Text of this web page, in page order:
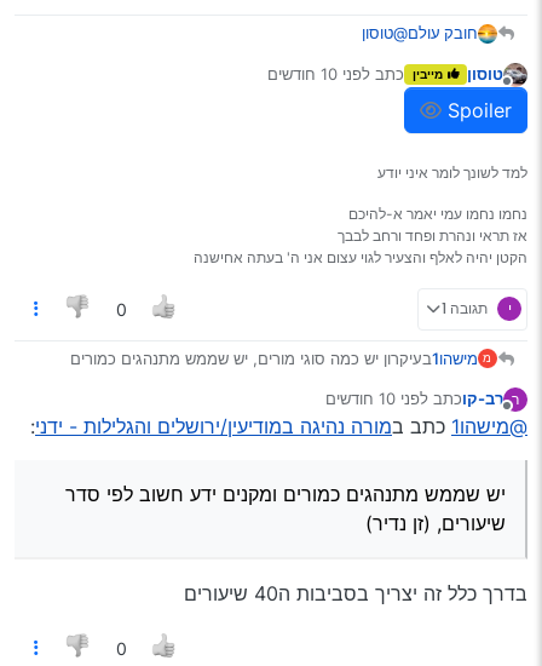
חובק עולם@טוסון
מנותק
טוסון מייבין כתב לפני 10 חודשים
נערך לאחרונה על ידי
Spoiler
למד לשונך לומר איני יודע
נחמו נחמו עמי יאמר א-להיכם
אז תראי ונהרת ופחד ורחב לבבך
הקטן יהיה לאלף והצעיר לגוי עצום אני ה' בעתה אחישנה
י תגובה 1 0
מ מישהו1 בעיקרון יש כמה סוגי מורים, יש שממש מתנהגים כמורים
יש כאלו שנותנים לך לנהוג ומנסים לשפר אותך במה שאתה
עושה לא טוב. (יותר רווח)
משלושת הסוגים יש צועקים ולא צועקים.
הכי טובים זה הסוג הראשון, אלא שלא לכולם זה מתאים לאופי,
שמסכים לעשות שיעורים גם פחות מהחובה, (הרבה פעמים זה
ר רב-קוכתב לפני 10 חודשים
נערך לאחרונה על ידי
@מישהו1 כתב במורה נהיגה במודיעין/ירושלים והגלילות - ידני:
יש שממש מתנהגים כמורים ומקנים ידע חשוב לפי סדר
שיעורים, (זן נדיר)
בדרך כלל זה יצריך בסביבות ה40 שיעורים
0